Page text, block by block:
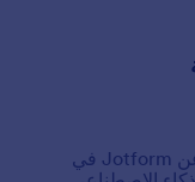
حقائق عن Jotform في